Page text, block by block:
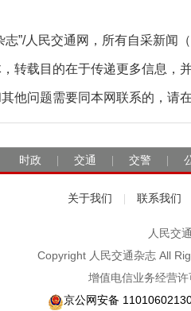
志”/人民交通网，所有自采新
转载目的在于传递更多信息，
他问题需要同本网联系的，请
时政 | 交通 | 交警 |
关于我们 | 联系我们
人民交
Copyright 人民交通杂志 All
增值电信业务经营
京公网安备